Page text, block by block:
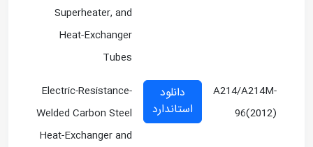
Superheater, and
Heat-Exchanger
Tubes
A214/A214M-
96(2012)
دانلود
استاندارد
Electric-Resistance-
Welded Carbon Steel
Heat-Exchanger and